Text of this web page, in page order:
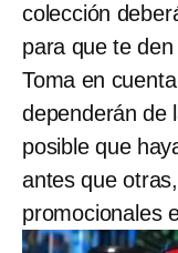
colección
para que te
Toma en
dependerán de
posible que
antes que
promocionales